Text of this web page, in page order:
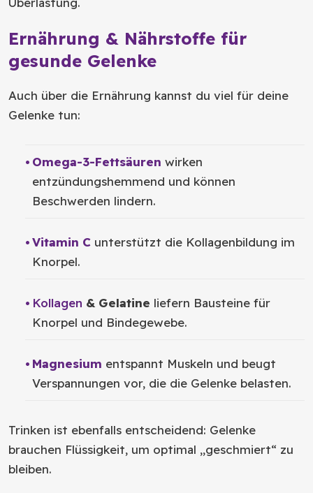
Ernährung & Nährstoffe für
gesunde Gelenke
Auch über die Ernährung kannst du viel für deine
Gelenke tun:
Omega-3-Fettsäuren wirken
entzündungshemmend und können
Beschwerden lindern.
Vitamin Cunterstützt die Kollagenbildung im
Knorpel.
Kollagen & Gelatine liefern Bausteine für
Knorpel und Bindegewebe.
Magnesium entspannt Muskeln und beugt
Verspannungen vor, die die Gelenke belasten.
Trinken ist ebenfalls entscheidend: Gelenke
brauchen Flüssigkeit, um optimal „geschmiert“ zu
bleiben.